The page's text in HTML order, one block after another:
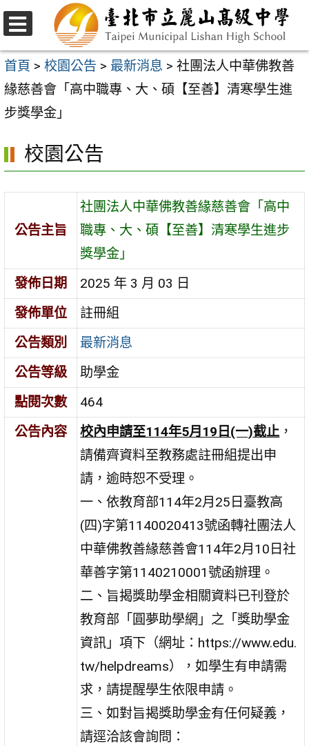
跳
至
主
要
內
區
選
單
首頁 > 校園公告 > 最新消息 > 社團法人中華佛教善
緣慈善會「高中職專、大、碩【至善】清寒學生進
步獎學金」
校園公告
公告主旨
社團法人中華佛教善緣慈善會「高中
職專、大、碩【至善】清寒學生進步
獎學金」
發佈日期
2025 年 3 月 03 日
發佈單位
註冊組
公告類別
最新消息
公告等級
助學金
點閱次數
464
公告內容
校內申請至114年5月19日(一)截止 ，
請備齊資料至教務處註冊組提出申
請，逾時恕不受理。
一、依教育部114年2月25日臺教高
(四)字第1140020413號函轉社團法人
中華佛教善緣慈善會114年2月10日社
華善字第1140210001號函辦理。
二、旨揭獎助學金相關資料已刊登於
教育部「圓夢助學網」之「獎助學金
資訊」項下（網址：https://www.edu.
tw/helpdreams），如學生有申請需
求，請提醒學生依限申請。
三、如對旨揭獎助學金有任何疑義，
請逕洽該會詢問：